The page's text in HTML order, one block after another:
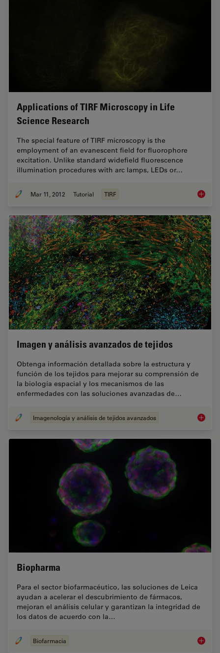
Applications of TIRF Microscopy in Life
Science Research
The special feature of TIRF microscopy is the
employment of an evanescent field for fluorophore
excitation. Unlike standard widefield fluorescence
illumination procedures with arc lamps, LEDs or…
Mar 11, 2012 Tutorial TIRF
Imagen y análisis avanzados de tejidos
Obtenga información detallada sobre la estructura y
función de los tejidos para mejorar su comprensión de
la biología espacial y los mecanismos de las
enfermedades con las soluciones avanzadas de…
Imagenología y análisis de tejidos avanzados Imagen
Biopharma
Para el sector biofarmacéutico, las soluciones de Leica
ayudan a acelerar el descubrimiento de fármacos,
mejoran el análisis celular y garantizan la integridad de
los datos de acuerdo con la…
Biofarmacia